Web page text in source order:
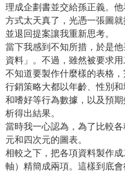
理成企劃書並交給孫正義。
方式太天真了，光憑一張圖
並退回提案讓我重新思考。
當下我感到不知所措，於是
資料」。不過，雖然被要求
不知道要製作什麼樣的表格，
行銷策略大都以年齡、性別
和嗜好等行為數據，以及預
析得出結果。
當時我一心認為，為了比較
元和四次元的圖表。
相較之下，把各項資料製作
軸）精簡成兩項。這樣到底